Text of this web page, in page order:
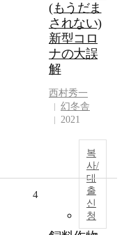
(もうだま
されない)
新型コロ
ナの大誤
解
西村秀一
幻冬舎
2021
복
사/
대
출
신
청
4